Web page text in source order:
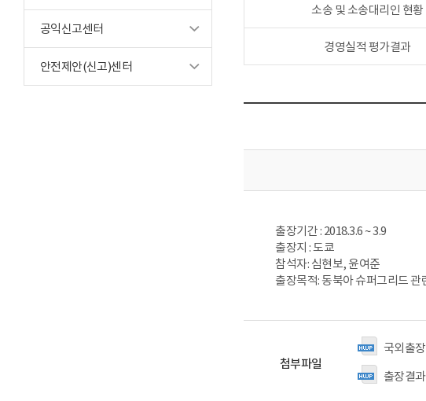
공익신고센터
안전제안(신고)센터
소송 및 소송대리인 현황
경영실적 평가결과
출장기간 : 2018.3.6 ~ 3.9
출장지 : 도쿄
참석자: 심현보, 윤여준
출장목적: 동북아 슈퍼그리드
첨부파일
국외출
출장결